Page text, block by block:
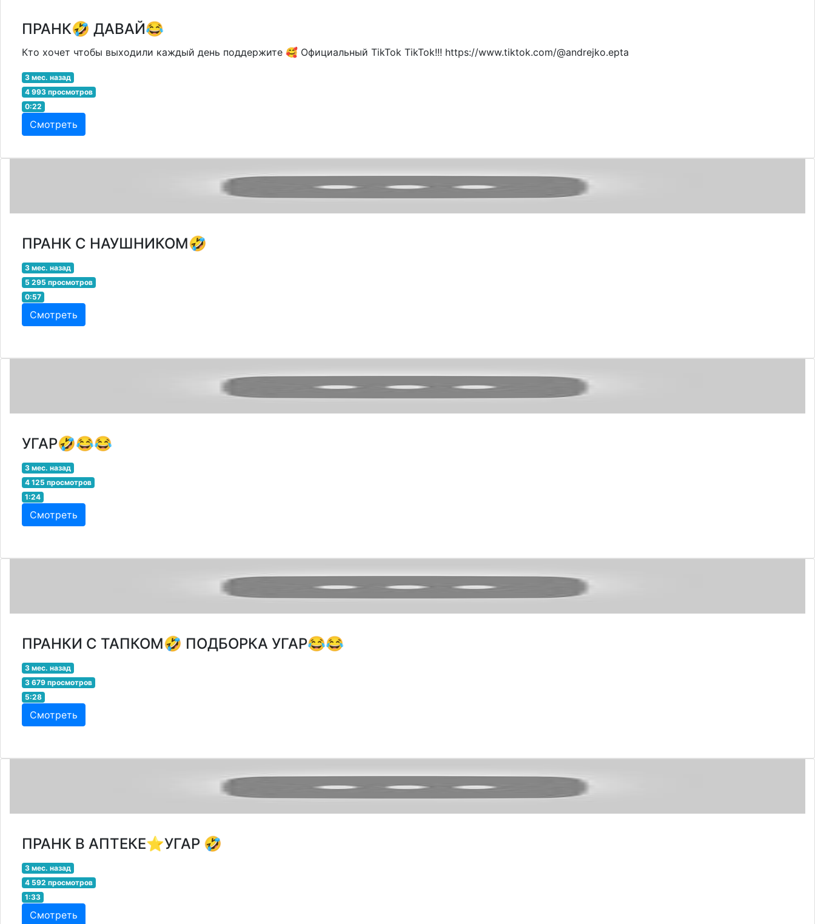
ПРАНК🤣 ДАВАЙ😂
Кто хочет чтобы выходили каждый день поддержите 🥰 Официальный TikTok TikTok!!! https://www.tiktok.com/@andrejko.epta
3 мес. назад
4 993 просмотров
0:22
Смотреть
ПРАНК С НАУШНИКОМ🤣
3 мес. назад
5 295 просмотров
0:57
Смотреть
УГАР🤣😂😂
3 мес. назад
4 125 просмотров
1:24
Смотреть
ПРАНКИ С ТАПКОМ🤣 ПОДБОРКА УГАР😂😂
3 мес. назад
3 679 просмотров
5:28
Смотреть
ПРАНК В АПТЕКЕ⭐УГАР 🤣
3 мес. назад
4 592 просмотров
1:33
Смотреть